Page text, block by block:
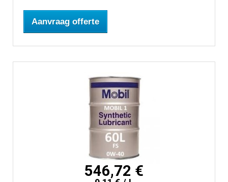
Aanvraag offerte
546,72 €